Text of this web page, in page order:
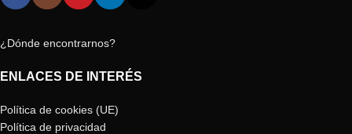
¿Dónde encontrarnos?
ENLACES DE INTERÉS
Política de cookies (UE)
Política de privacidad